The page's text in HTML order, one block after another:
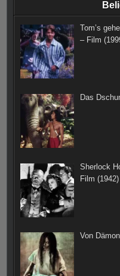
k
a
m
s
t
Tom’s
– Film
Das
Sherlock
Film (1942)
Von